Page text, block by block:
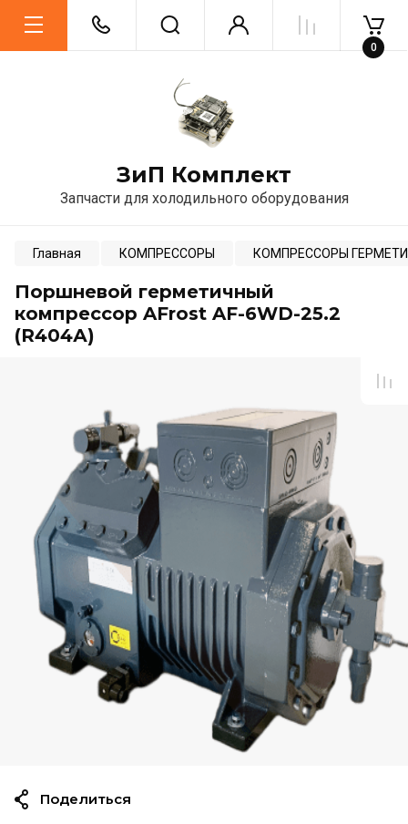
ЗиП Комплект
Запчасти для холодильного оборудования
0
Главная КОМПРЕССОРЫ КОМПРЕССОРЫ
Поршневой герметичный
компрессор AFrost AF-6WD-25.2
(R404А)
Поделиться